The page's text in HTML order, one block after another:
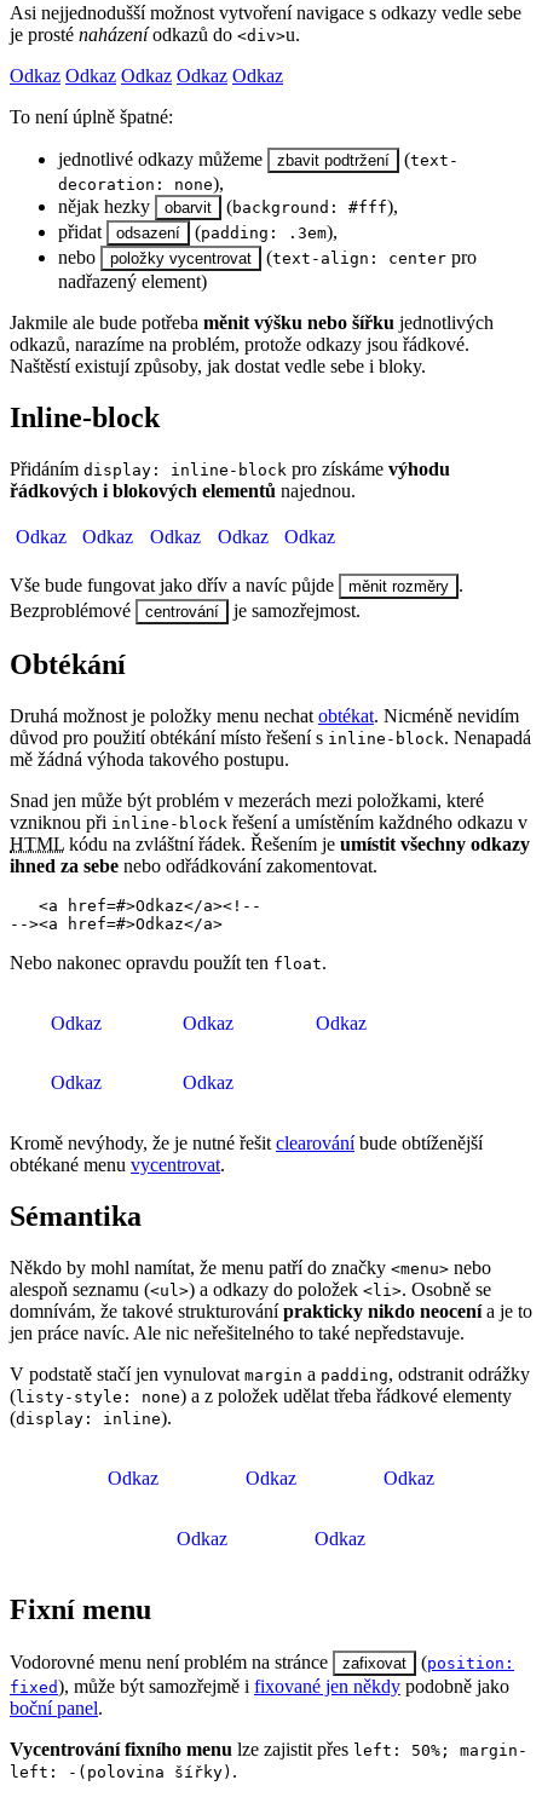
Asi nejjednodušší možnost vytvoření navigace s odkazy vedle sebe
je prosté naházeníodkazů do <div>u.
Odkaz Odkaz Odkaz Odkaz Odkaz
To není úplně špatné:
jednotlivé odkazy můžeme zbavit podtržení (text-
decoration: none),
nějak hezky
obarvit (background: #fff),
přidat
odsazení (padding: .3em),
nebo
položky vycentrovat (text-align: center pro
nadřazený element)
Jakmile ale bude potřeba měnit výšku nebo šířku jednotlivých
odkazů, narazíme na problém, protože odkazy jsou řádkové.
Naštěstí existují způsoby, jak dostat vedle sebe i bloky.
Inline-block
Přidáním display: inline-block pro získáme výhodu
řádkových i blokových elementů najednou.
Odkaz Odkaz Odkaz Odkaz Odkaz
Vše bude fungovat jako dřív a navíc půjde měnit rozměry .
Bezproblémové
centrování je samozřejmost.
Obtékání
Druhá možnost je položky menu nechat obtékat. Nicméně nevidím
důvod pro použití obtékání místo řešení s inline-block. Nenapadá
mě žádná výhoda takového postupu.
Snad jen může být problém v mezerách mezi položkami, které
vzniknou při inline-block řešení a umístěním každného odkazu v
HTML kódu na zvláštní řádek. Řešením je umístit všechny odkazy
ihned za sebe nebo odřádkování zakomentovat.
   <a href=#>Odkaz</a><!--
--><a href=#>Odkaz</a>
Nebo nakonec opravdu použít ten float.
Odkaz Odkaz Odkaz
Odkaz Odkaz
Kromě nevýhody, že je nutné řešit clearováníbude obtíženější
obtékané menu vycentrovat.
Sémantika
Někdo by mohl namítat, že menu patří do značky <menu> nebo
alespoň seznamu (<ul>) a odkazy do položek <li>. Osobně se
domnívám, že takové strukturováníprakticky nikdo neocenía je to
jen práce navíc. Ale nic neřešitelného to také nepředstavuje.
V podstatě stačí jen vynulovat margin a padding, odstranit odrážky
(listy-style: none) a z položek udělat třeba řádkové elementy
(display: inline).
Odkaz Odkaz Odkaz
Odkaz Odkaz
Fixní menu
Vodorovné menu není problém na stránce zafixovat (position:
fixed), může být samozřejmě i fixované jen někdy podobně jako
boční panel.
Vycentrování fixního menu lze zajistit přes left: 50%; margin-
left: -(polovina šířky) .